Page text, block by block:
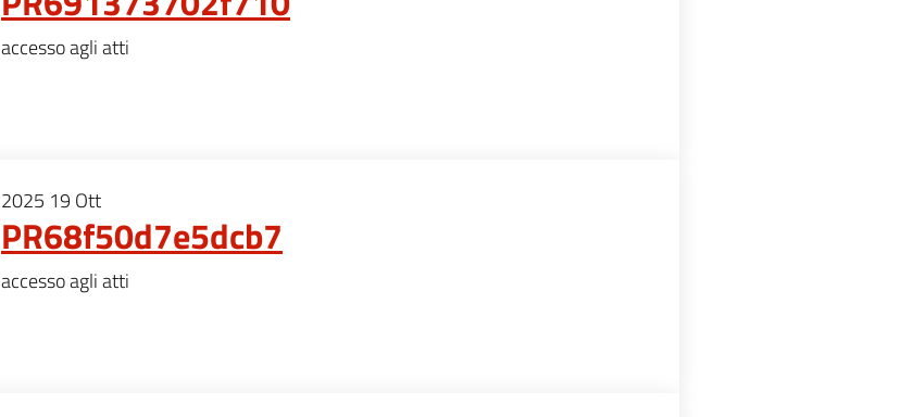
accesso agli atti
2025 19 Ott
PR68f50d7e5dcb7
accesso agli atti